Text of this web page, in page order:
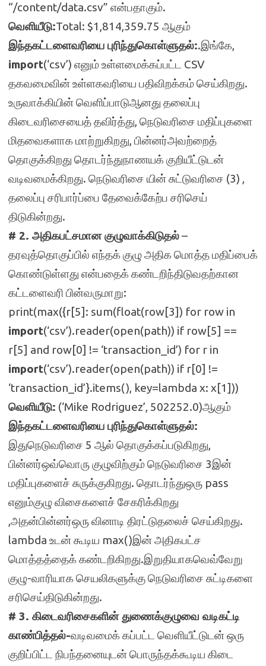
“/content/data.csv” என்பதாகும்.
வெளியீடு:Total: $1,814,359.75 ஆகும்
இந்தகட்டளைவரியை புரிந்துகொள்ளுதல்:.இங்கே,
import(‘csv’) எனும் உள்ளமைக்கப்பட்ட CSV
தகவமைவின் உள்ளகவரியை பதிவிறக்கம் செய்கிறது.
உருவாக்கியின் வெளிப்பாடுஆனது தலைப்பு
கிடைவரிசையைத் தவிர்த்து, நெடுவரிசை மதிப்புகளை
மிதவைகளாக மாற்றுகிறது, பின்னர்அவற்றைத்
தொகுக்கிறது தொடர்ந்துநாணயக் குறியீட்டுடன்
வடிவமைக்கிறது. நெடுவரிசை யின் சுட்டுவரிசை (3) ,
தலைப்பு சரிபார்ப்பை தேவைக்கேற்ப சரிசெய்
திடுகின்றது.
# 2. அதிகபட்சமான குழுவாக்கிடுதல்–
தரவுத்தொகுப்பில் எந்தக் குழு அதிக மொத்த மதிப்பைக்
கொண்டுள்ளது என்பதைக் கண்டறிந்திடுவதற்கான
கட்டளைவரி பின்வருமாறு:
print(max({r[5]: sum(float(row[3]) for row in
import(‘csv’).reader(open(path)) if row[5] ==
r[5] and row[0] != ‘transaction_id’) for r in
import(‘csv’).reader(open(path)) if r[0] !=
‘transaction_id’}.items(), key=lambda x: x[1]))
வெளியீடு: (‘Mike Rodriguez’, 502252.0)ஆகும்
இந்தகட்டளைவரியை புரிந்துகொள்ளுதல்:
இதுநெடுவரிசை 5 ஆல் தொகுக்கப்படுகிறது,
பின்னர்ஒவ்வொரு குழுவிற்கும் நெடுவரிசை 3இன்
மதிப்புகளைச் சுருக்குகிறது. தொடர்ந்துஒரு pass
எனும்குழு விசைகளைச் சேகரிக்கிறது
,அதன்பின்னர்ஒரு வினாடி திரட்டுதலைச் செய்கிறது.
lambda உடன் கூடிய max()இன் அதிகபட்ச
மொத்தத்தைக் கண்டறிகிறது.இறுதியாகவெவ்வேறு
குழு-வாரியாக செயலிகளுக்கு நெடுவரிசை சுட்டிகளை
சரிசெய்திடுகின்றது.
# 3. கிடைவரிசைகளின் துணைக்குழுவை வடிகட்டி
காண்பித்தல்-வடிவமைக் கப்பட்ட வெளியீட்டுடன் ஒரு
குறிப்பிட்ட நிபந்தனையுடன் பொருந்தக்கூடிய கிடை